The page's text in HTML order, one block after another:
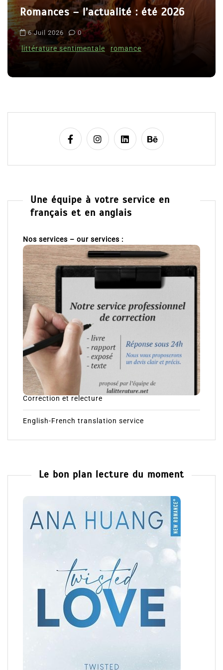
t
i
c
e
: été 2026
Le coupable n’est pas
Clara Delcourt
Une équipe à votre service en
français et en anglais
Nos services – our services :
Correction et relecture
English-French translation service
Le bon plan lecture du moment